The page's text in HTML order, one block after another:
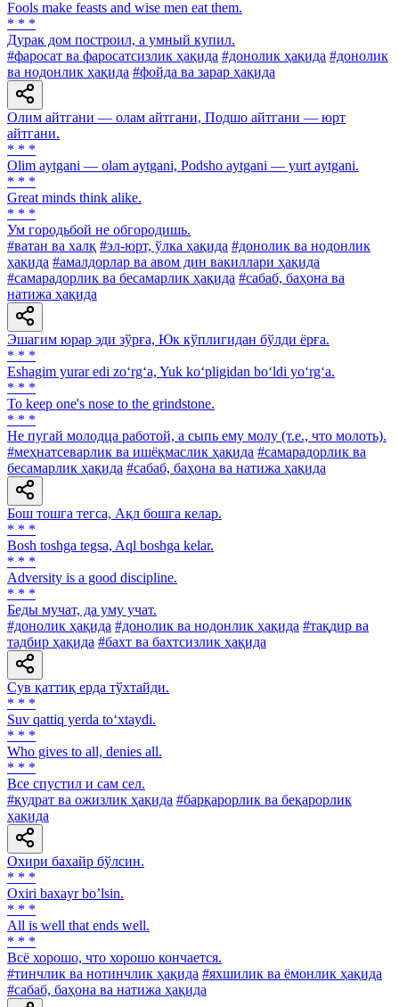
Fools make feasts and wise men eat them.
* * *
Дурак дом построил, а умный купил.
#фаросат ва фаросатсизлик ҳақида #донолик ҳақида #донолик
ва нодонлик ҳақида #фойда ва зарар ҳақида
Олим айтгани — олам айтгани, Подшо айтгани — юрт
айтгани.
* * *
Olim aytgani — olam aytgani, Podsho aytgani — yurt aytgani.
* * *
Great minds think alike.
* * *
Ум городьбой не обгородишь.
#ватан ва халқ #эл-юрт, ўлка ҳақида #донолик ва нодонлик
ҳақида #амалдорлар ва авом дин вакиллари ҳақида
#самарадорлик ва бесамарлик ҳақида #сабаб, баҳона ва
натижа ҳақида
Эшагим юрар эди зўрға, Юк кўплигидан бўлди ёрға.
* * *
Eshagim yurar edi zo‘rg‘a, Yuk ko‘pligidan bo‘ldi yo‘rg‘a.
* * *
To keep one's nose to the grindstone.
* * *
He пугай молодца работой, а сыпь ему молу (т.е., что молоть).
#меҳнатсеварлик ва ишёқмаслик ҳақида #самарадорлик ва
бесамарлик ҳақида #сабаб, баҳона ва натижа ҳақида
Бош тошга тегса, Ақл бошга келар.
* * *
Bosh toshga tegsa, Aql boshga kelar.
* * *
Adversity is a good discipline.
* * *
Беды мучат, да уму учат.
#донолик ҳақида #донолик ва нодонлик ҳақида #тақдир ва
тадбир ҳақида #бахт ва бахтсизлик ҳақида
Сув қаттиқ ерда тўхтайди.
* * *
Suv qattiq yerda to‘xtaydi.
* * *
Who gives to all, denies all.
* * *
Все спустил и сам сел.
#қудрат ва ожизлик ҳақида #барқарорлик ва беқарорлик
ҳақида
Охири бахайр бўлсин.
* * *
Oxiri baxayr boʼlsin.
* * *
All is well that ends well.
* * *
Всё хорошо, что хорошо кончается.
#тинчлик ва нотинчлик ҳақида #яхшилик ва ёмонлик ҳақида
#сабаб, баҳона ва натижа ҳақида